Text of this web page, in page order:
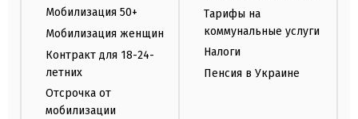
Мобилизация 50+
Мобилизация женщин
Контракт для 18-24-
летних
Отсрочка от
мобилизации
Тарифы на
коммунальные услуги
Налоги
Пенсия в Украине